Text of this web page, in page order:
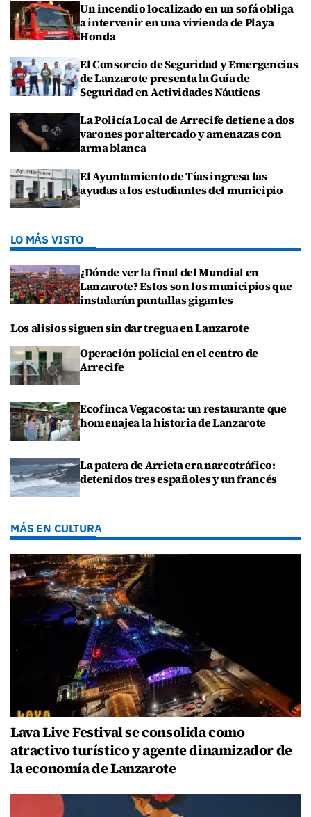
Un incendio localizado en un sofá obliga
a intervenir en una vivienda de Playa
Honda
El Consorcio de Seguridad y Emergencias
de Lanzarote presenta la Guía de
Seguridad en Actividades Náuticas
La Policía Local de Arrecife detiene a dos
varones por altercado y amenazas con
arma blanca
El Ayuntamiento de Tías ingresa las
ayudas a los estudiantes del municipio
LO MÁS VISTO
¿Dónde ver la final del Mundial en
Lanzarote? Estos son los municipios que
instalarán pantallas gigantes
Los alisios siguen sin dar tregua en Lanzarote
Operación policial en el centro de
Arrecife
Ecofinca Vegacosta: un restaurante que
homenajea la historia de Lanzarote
La patera de Arrieta era narcotráfico:
detenidos tres españoles y un francés
MÁS EN CULTURA
Lava Live Festival se consolida como
atractivo turístico y agente dinamizador de
la economía de Lanzarote